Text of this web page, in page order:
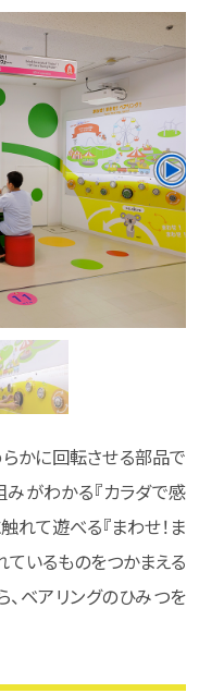
かに回転させる部品で
みがわかる『カラダで感
れて遊べる『まわせ！ま
ているものをつかまえる
、ベアリングのひみつを